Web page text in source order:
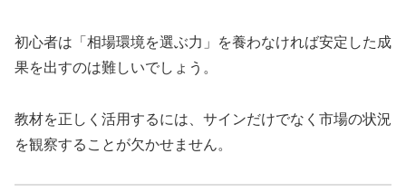
初心者は「相場環境を選ぶ力」を養わなければ安定した成
果を出すのは難しいでしょう。
教材を正しく活用するには、サインだけでなく市場の状況
を観察することが欠かせません。